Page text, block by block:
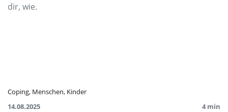
dir, wie.
Coping, Menschen, Kinder
14.08.2025
4 min